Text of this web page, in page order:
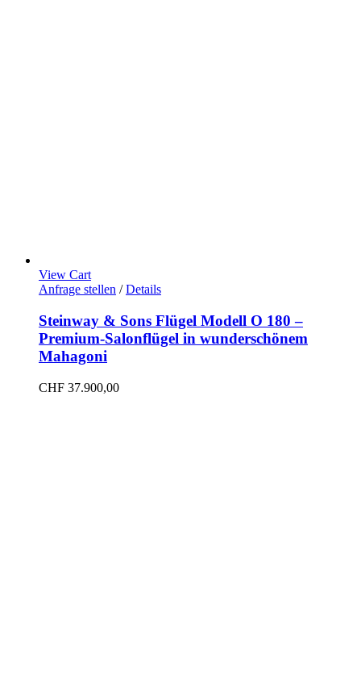
View Cart
Anfrage stellen / Details
Steinway & Sons Flügel Modell O 180 –
Premium-Salonflügel in wunderschönem
Mahagoni
CHF 37.900,00